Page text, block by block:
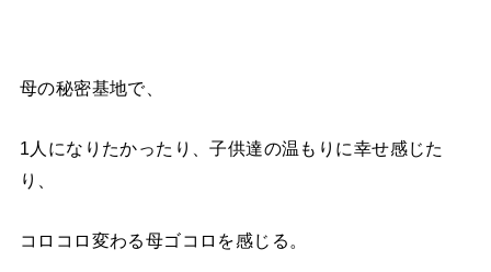
母の秘密基地で、
1人になりたかったり、子供達の温もりに幸せ感じた
り、
コロコロ変わる母ゴコロを感じる。